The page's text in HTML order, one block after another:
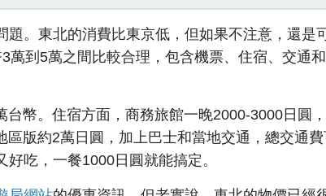
。東北的消費比東京低，但如果不注意，還是
到5萬之間比較合理，包含機票、住宿、交通
幣。住宿方面，商務旅館一晚2000-3000日圓
版約2萬日圓，加上巴士和當地交通，總交通
吃，一餐1000日圓就能搞定。